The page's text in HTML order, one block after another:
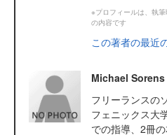
※プロフィールは、執
の内容です
この著者の最近
Michael Sorens
フリーランスの
フェニックス大
での指導、2冊